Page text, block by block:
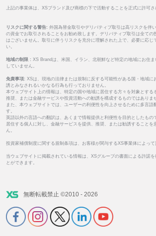
上記の事業体は、XSブランド及び商標の下で活動することを正式に許可さ
リスクに関する警告: 外国為替金取引やデリバティブ取引は高リスクを伴
の資金でお取引されることをお勧め致します。デリバティブ取引は全ての
はございません。取引に伴うリスクを充分に理解された上で、必要に応じ
い。
地域の制限 : XS Brandは、米国、イラン、北朝鮮など特定の地域にお住
していません。
免責事項: XSは、現地の法律または規制に反する可能性がある国・地域に
誘とみなされるいかなる行為も行っておりません。
本ウェブサイト上の情報は、特定の国や地域に居住する方々を対象とする
推奨、または金融サービスや投資活動への勧誘を構成するものではありま
また、本ウェブサイトでは、ユーザーの利便性を向上させるために多言語
す。
英語以外の言語への翻訳は、あくまで情報提供と利便性を目的としたもの
居住する個人に対し、金融サービスを提供、推奨、または勧誘することを
ん。
投資家補償制度に関する規制条項は、お客様が関与するXS事業体によって
当ウェブサイトに掲載されている情報は、XSグループの書面による許諾
とができます。
無断転載禁止 ©2010 - 2026